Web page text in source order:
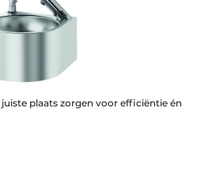
plaats zorgen voor efficiëntie én